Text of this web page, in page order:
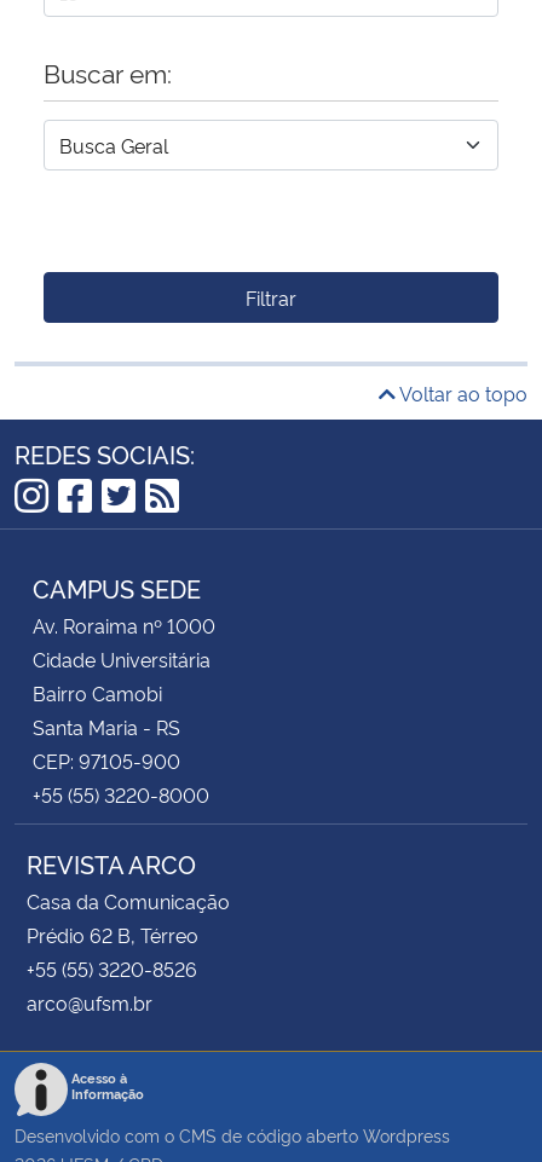
Buscar em:
Filtrar
Voltar ao topo
REDES SOCIAIS:
Instagram
Facebook
Twitter
RSS
CAMPUS SEDE
Av. Roraima nº 1000
Cidade Universitária
Bairro Camobi
Santa Maria - RS
CEP: 97105-900
+55 (55) 3220-8000
REVISTA ARCO
Casa da Comunicação
Prédio 62 B, Térreo
+55 (55) 3220-8526
arco@ufsm.br
Acesso à
Informação
Desenvolvido com o CMS de código aberto Wordpress